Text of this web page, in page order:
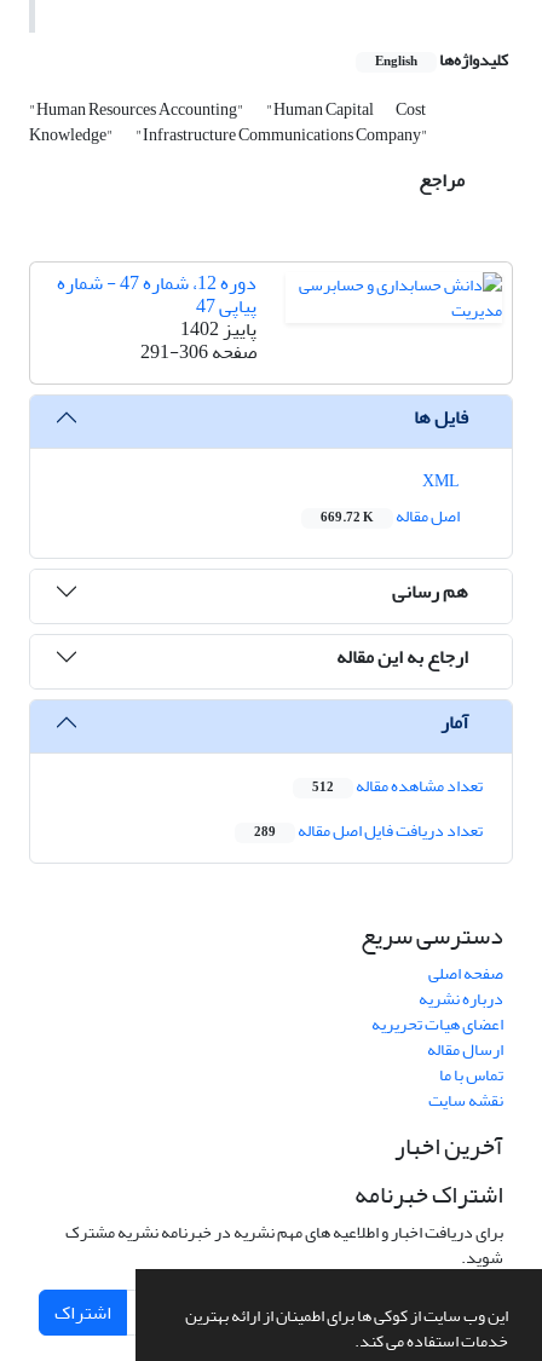
این وب سایت از کوکی ها برای اطمینان از ارائه بهترین
خدمات استفاده می کند.
کلیدواژه‌ها English
"Human Resources Accounting" "Human Capital Cost
Knowledge" "Infrastructure Communications Company"
مراجع
دوره 12، شماره 47 - شماره
پیاپی 47
پاییز 1402
صفحه291-306
فایل ها
اصل مقاله
669.72 K
هم رسانی
ارجاع به این مقاله
آمار
تعداد مشاهده مقاله 512
تعداد دریافت فایل اصل مقاله 289
دسترسی سریع
صفحه اصلی
درباره نشریه
اعضای هیات تحریریه
ارسال مقاله
تماس با ما
نقشه سایت
آخرین اخبار
اشتراک خبرنامه
برای دریافت اخبار و اطلاعیه های مهم نشریه در خبرنامه نشریه مشترک
شوید.
اشتراک